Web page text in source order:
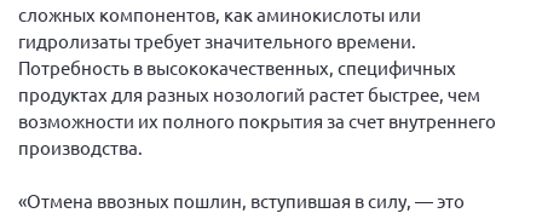
Письма и официальные ответы
Нормативно-правовые документы
сложных компонентов, как аминокислоты или
гидролизаты требует значительного времени.
Потребность в высококачественных, специфичных
продуктах для разных нозологий растет быстрее, чем
возможности их полного покрытия за счет внутреннего
производства.
«Отмена ввозных пошлин, вступившая в силу, — это